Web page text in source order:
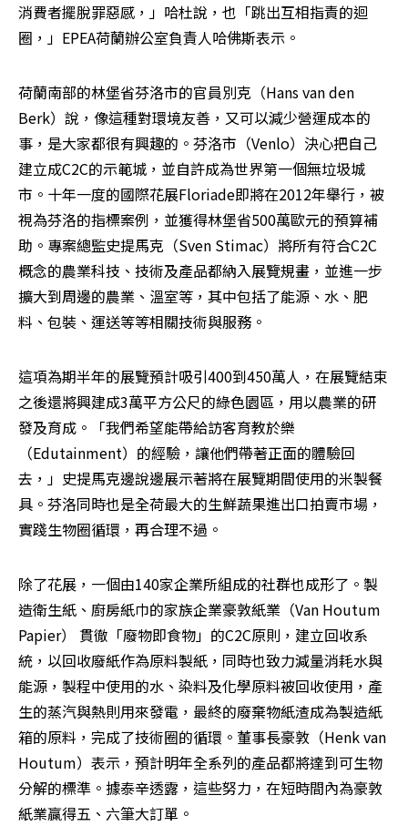
消費者擺脫罪惡感，」哈杜說，也「跳出互相指責的迴
圈，」EPEA荷蘭辦公室負責人哈佛斯表示。
荷蘭南部的林堡省芬洛市的官員別克（Hans van den
Berk）說，像這種對環境友善，又可以減少營運成本的
事，是大家都很有興趣的。芬洛市（Venlo）決心把自己
建立成C2C的示範城，並自許成為世界第一個無垃圾城
市。十年一度的國際花展Floriade即將在2012年舉行，被
視為芬洛的指標案例，並獲得林堡省500萬歐元的預算補
助。專案總監史提馬克（Sven Stimac）將所有符合C2C
概念的農業科技、技術及產品都納入展覽規畫，並進一步
擴大到周邊的農業、溫室等，其中包括了能源、水、肥
料、包裝、運送等等相關技術與服務。
這項為期半年的展覽預計吸引400到450萬人，在展覽結束
之後還將興建成3萬平方公尺的綠色園區，用以農業的研
發及育成。「我們希望能帶給訪客育教於樂
（Edutainment）的經驗，讓他們帶著正面的體驗回
去，」史提馬克邊說邊展示著將在展覽期間使用的米製餐
具。芬洛同時也是全荷最大的生鮮蔬果進出口拍賣市場，
實踐生物圈循環，再合理不過。
除了花展，一個由140家企業所組成的社群也成形了。製
造衛生紙、廚房紙巾的家族企業豪敦紙業（Van Houtum
Papier） 貫徹「廢物即食物」的C2C原則，建立回收系
統，以回收廢紙作為原料製紙，同時也致力減量消耗水與
能源，製程中使用的水、染料及化學原料被回收使用，產
生的蒸汽與熱則用來發電，最終的廢棄物紙渣成為製造紙
箱的原料，完成了技術圈的循環。董事長豪敦（Henk van
Houtum）表示，預計明年全系列的產品都將達到可生物
分解的標準。據泰辛透露，這些努力，在短時間內為豪敦
紙業贏得五、六筆大訂單。